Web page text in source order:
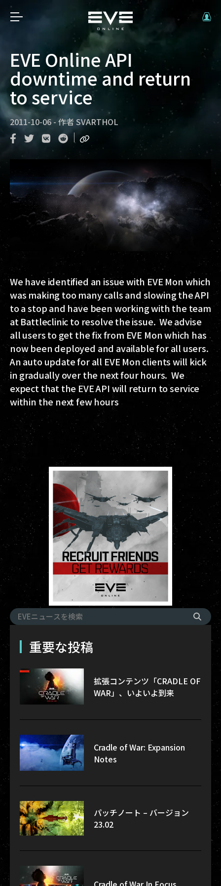
EVE Online API
downtime and return
to service
2011-10-06 - 作者 SVARTHOL
We have identified an issue with EVE Mon which
was making too many calls and slowing the API
to a stop and have been working with the team
at Battleclinic to resolve the issue. We advise
all users to get the fix from EVE Mon which has
now been deployed and available for all users.
An auto update for all EVE Mon clients will kick
in gradually over the next four hours. We
expect that the EVE API will return to service
within the next few hours
重要な投稿
拡張コンテンツ「CRADLE OF
WAR」、いよいよ到来
Cradle of War: Expansion
Notes
パッチノート – バージョン
23.02